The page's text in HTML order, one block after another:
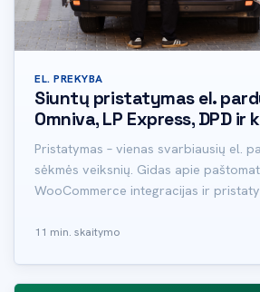
EL. PREKYBA
Siuntų pristatymas el.
Omniva, LP Express, DPD ir
Pristatymas – vienas svarbiausių el.
sėkmės veiksnių. Gidas apie
WooCommerce integracijas ir
11 min. skaitymo